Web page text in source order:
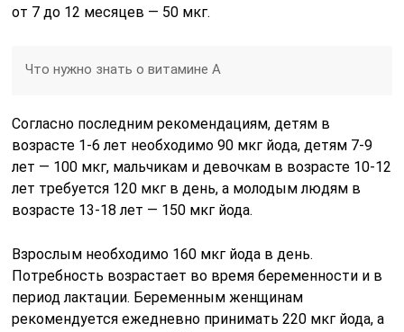
от 7 до 12 месяцев — 50 мкг.
Что нужно знать о витамине А
Согласно последним рекомендациям, детям в
возрасте 1-6 лет необходимо 90 мкг йода, детям 7-9
лет — 100 мкг, мальчикам и девочкам в возрасте 10-12
лет требуется 120 мкг в день, а молодым людям в
возрасте 13-18 лет — 150 мкг йода.
Взрослым необходимо 160 мкг йода в день.
Потребность возрастает во время беременности и в
период лактации. Беременным женщинам
рекомендуется ежедневно принимать 220 мкг йода, а